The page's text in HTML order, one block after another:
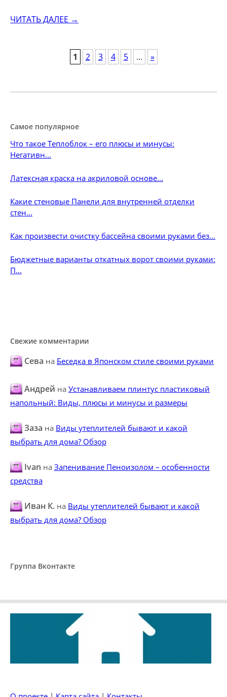
ЧИТАТЬ ДАЛЕЕ →
1 2 3 4 5 ... »
Самое популярное
Что такое Теплоблок – его плюсы и минусы:
Негативн...
Латексная краска на акриловой основе...
Какие стеновые Панели для внутренней отделки
стен...
Как произвести очистку бассейна своими руками без...
Бюджетные варианты откатных ворот своими руками:
П...
Свежие комментарии
Сева на Беседка в Японском стиле своими руками
Андрей на Устанавливаем плинтус пластиковый
напольный: Виды, плюсы и минусы и размеры
Заза на Виды утеплителей бывают и какой
выбрать для дома? Обзор
Ivan на Запенивание Пеноизолом – особенности
средства
Иван К. на Виды утеплителей бывают и какой
выбрать для дома? Обзор
Группа Вконтакте